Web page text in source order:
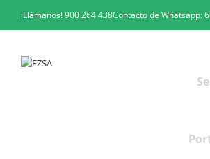
¡Llámanos!900 264 438Contacto de Whatsapp: